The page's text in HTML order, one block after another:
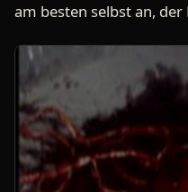
am besten selbst an,